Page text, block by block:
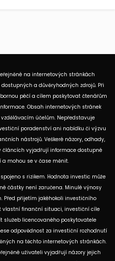
na internetových stránkách
a důvěryhodných zdrojů. Při
péčí a cílem poskytovat čtenářům
Obsah internetových stránek
účelům. Nepředstavuje
poradenství ani nabídku či výzvu
nástrojů. Veškeré názory, odhady,
článcích vyjadřují informace dostupné
a mohou se v čase měnit.
s rizikem. Hodnota investic může
částky není zaručena. Minulé výnosy
Před přijetím jakéhokoli investičního
vlastní finanční situaci, investiční cíle
služeb licencovaného poskytovatele
odpovědnost za investiční rozhodnutí
na těchto internetových stránkách.
uživateli vyjadřují názory jejich